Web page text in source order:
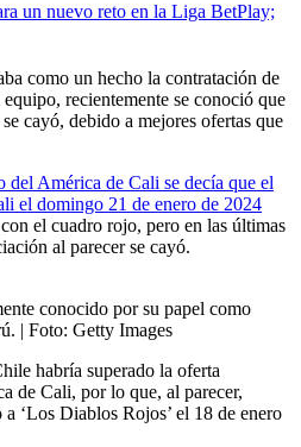
un nuevo reto en la Liga BetPlay;
como un hecho la contratación de
recientemente se conoció que
cayó, debido a mejores ofertas que
del América de Cali se decía que el
el domingo 21 de enero de 2024
el cuadro rojo, pero en las últimas
al parecer se cayó.
conocido por su papel como
| Foto: Getty Images
habría superado la oferta
de Cali, por lo que, al parecer,
‘Los Diablos Rojos’ el 18 de enero